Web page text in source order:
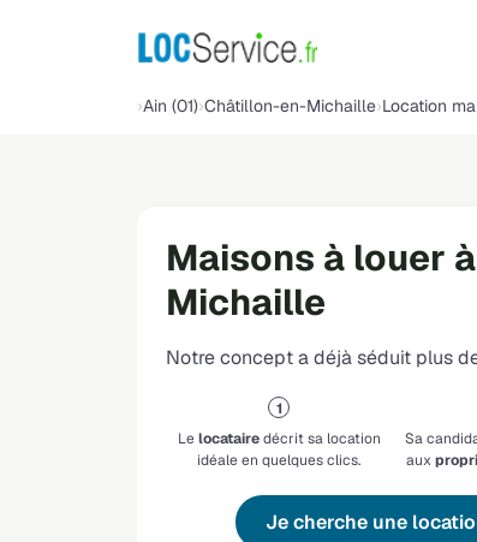
Ain (01) Châtillon-en-Michaille Location
Maisons à louer
Michaille
Notre concept a déjà séduit plus
Lelocatairedécrit sa location
idéale en quelques clics.
Sa
aux
Je cherche une